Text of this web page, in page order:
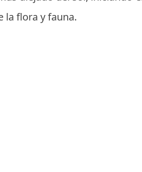
la flora y fauna.